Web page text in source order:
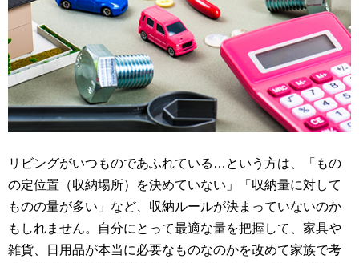
リビングがいつものであふれている…という方は、「もの
の定位置（収納場所）を決めていない」「収納量に対して
ものの量が多い」など、収納ルールが決まっていないのか
もしれません。自分にとって最適な量を把握して、家具や
雑貨、日用品が本当に必要なものなのかを改めて家族で考